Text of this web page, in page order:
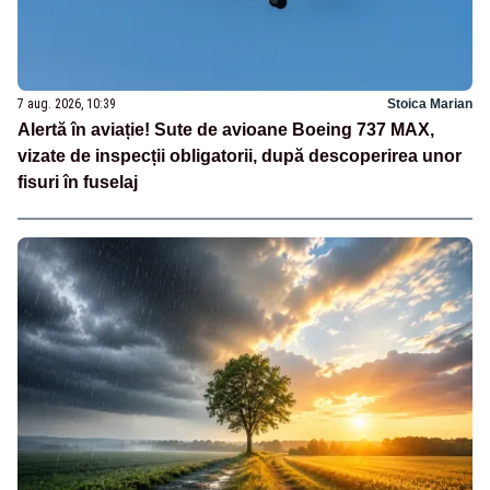
7 aug. 2026, 10:39 Stoica Marian
Alertă în aviație! Sute de avioane Boeing 737 MAX,
vizate de inspecții obligatorii, după descoperirea unor
fisuri în fuselaj